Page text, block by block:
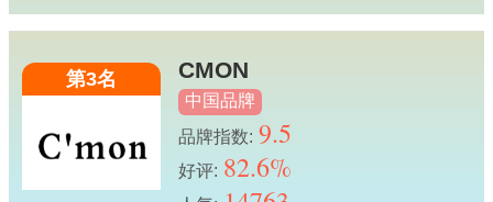
第3名 CMON
中国品牌
品牌指数: 9.5
好评: 82.6%